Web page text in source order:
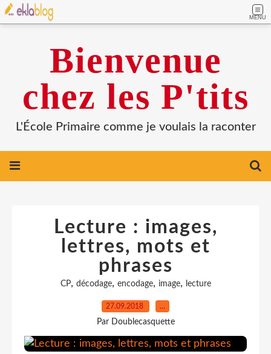
MENU
Bienvenue
chez les P'tits
L'École Primaire comme je voulais la raconter
Lecture : images,
lettres, mots et
phrases
CP, décodage, encodage, image, lecture
27.09.2018 …
Par Doublecasquette